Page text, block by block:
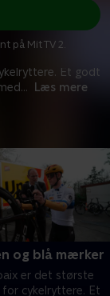
Et godt
... Læs mere
på Mit TV 2.
og blå mærker
er det største
cykelryttere. Et